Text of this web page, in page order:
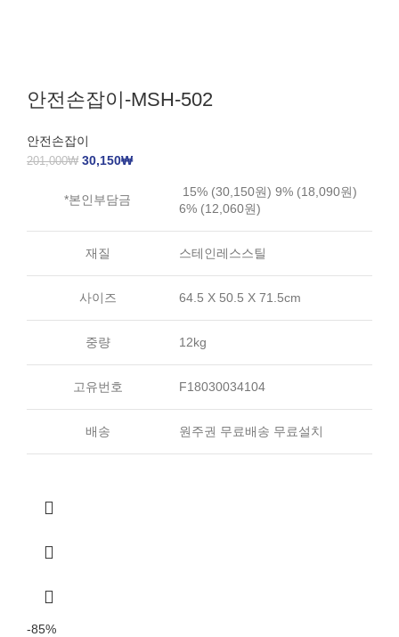
안전손잡이-MSH-502
안전손잡이
201,000₩ 30,150₩
*본인부담금
15% (30,150원) 9% (18,090원)
6% (12,060원)
재질 스테인레스스틸
사이즈 64.5 X 50.5 X 71.5cm
중량 12kg
고유번호 F18030034104
배송 원주권 무료배송 무료설치
-85%